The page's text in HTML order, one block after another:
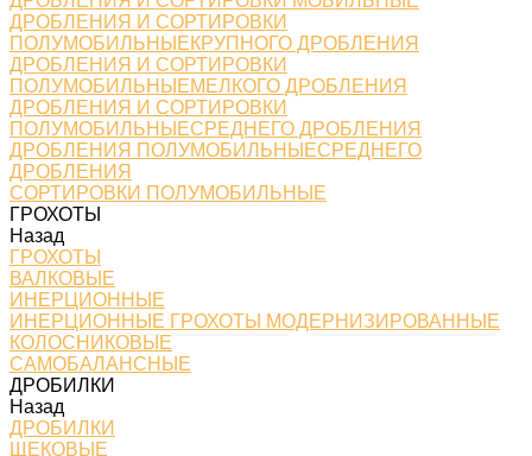
ДРОБЛЕНИЯ И СОРТИРОВКИ
ПОЛУМОБИЛЬНЫЕКРУПНОГО ДРОБЛЕНИЯ
ДРОБЛЕНИЯ И СОРТИРОВКИ
ПОЛУМОБИЛЬНЫЕМЕЛКОГО ДРОБЛЕНИЯ
ДРОБЛЕНИЯ И СОРТИРОВКИ
ПОЛУМОБИЛЬНЫЕСРЕДНЕГО ДРОБЛЕНИЯ
ДРОБЛЕНИЯ ПОЛУМОБИЛЬНЫЕСРЕДНЕГО
ДРОБЛЕНИЯ
СОРТИРОВКИ ПОЛУМОБИЛЬНЫЕ
ГРОХОТЫ
Назад
ГРОХОТЫ
ВАЛКОВЫЕ
ИНЕРЦИОННЫЕ
ИНЕРЦИОННЫЕ ГРОХОТЫ МОДЕРНИЗИРОВАННЫЕ
КОЛОСНИКОВЫЕ
САМОБАЛАНСНЫЕ
ДРОБИЛКИ
Назад
ДРОБИЛКИ
ЩЕКОВЫЕ